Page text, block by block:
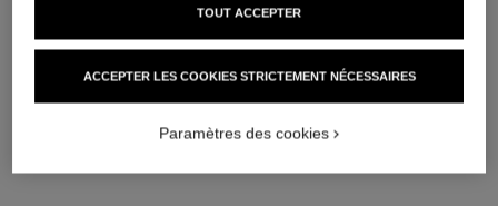
bague coco crush
Motif matelassé, petit modèle,
Voir les détails
bague coco crush
Motif matelassé, mini modèle,
Voir les détails
ACCEPTER LES COOKIES STRICTEMENT NÉCESSAIRES
TOUT ACCEPTER
Paramètres des cookies